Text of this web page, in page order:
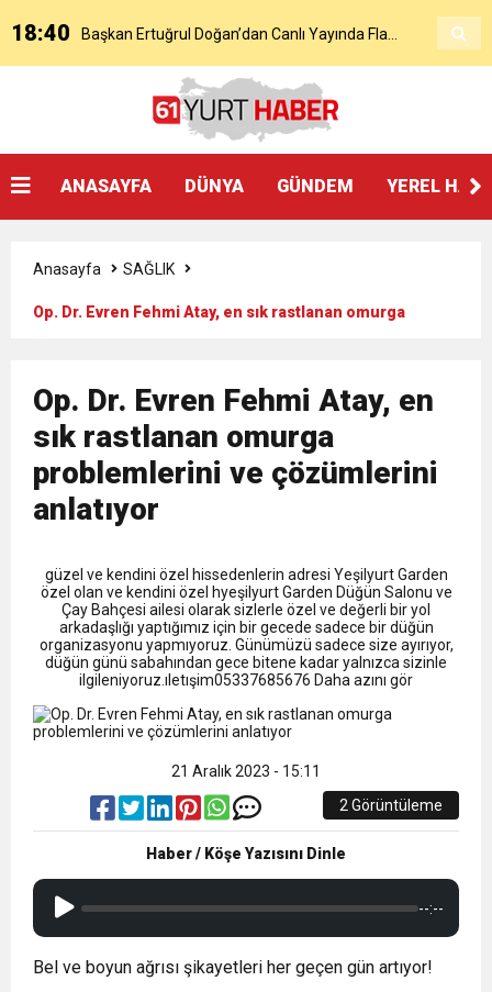
18:40 Başkan Ertuğrul Doğan’dan Canlı Yayında Flaş
Salah’ın Trabzon Programı Netleşti! Geliyor
18:59 Trabzonspor Mitongo Transferini KAP’a Bildirdi
13:09 SÜRMENE’DE 21.ÇAMFEST HEYECANI
21:51 Mohamed Salah’ın Trabzon’da İlk Sözleri!
ANASAYFA DÜNYA GÜNDEM YEREL
Anasayfa SAĞLIK
Op. Dr. Evren Fehmi Atay, en sık rastlanan omurga
Op. Dr. Evren Fehmi Atay, en
sık rastlanan omurga
problemlerini ve çözümlerini
anlatıyor
güzel ve kendini özel hissedenlerin adresi Yeşilyurt Garden
özel olan ve kendini özel hyeşilyurt Garden Düğün Salonu ve
Çay Bahçesi ailesi olarak sizlerle özel ve değerli bir yol
arkadaşlığı yaptığımız için bir gecede sadece bir düğün
organizasyonu yapmıyoruz. Günümüzü sadece size ayırıyor,
düğün günü sabahından gece bitene kadar yalnızca sizinle
ilgileniyoruz.ıletışim05337685676 Daha azını gör
21 Aralık 2023 - 15:11
2 Görüntüleme
Haber / Köşe Yazısını Dinle
--:--
Bel ve boyun ağrısı şikayetleri her geçen gün artıyor!